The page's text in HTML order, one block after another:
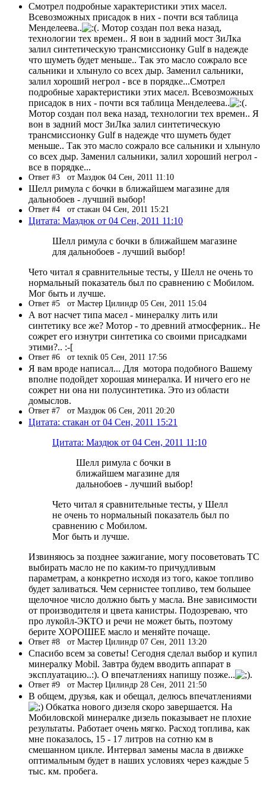
Смотрел подробные характеристики этих масел.
Всевозможных присадок в них - почти вся таблица
Менделеева..
. Мотор создан пол века назад,
технологии тех времен.. Я вон в задний мост ЗиЛка
залил синтетическую трансмиссионку Gulf в надежде
что шуметь будет меньше.. Так это масло сожрало все
сальники и хлынуло со всех дыр. Заменил сальники,
залил хороший негрол - все в порядке...Смотрел
подробные характеристики этих масел. Всевозможных
присадок в них - почти вся таблица Менделеева..
.
Мотор создан пол века назад, технологии тех времен.. Я
вон в задний мост ЗиЛка залил синтетическую
трансмиссионку Gulf в надежде что шуметь будет
меньше.. Так это масло сожрало все сальники и хлынуло
со всех дыр. Заменил сальники, залил хороший негрол -
все в порядке...
Ответ #3 от Маздюк 04 Сен, 2011 11:10
Шелл римула с бочки в ближайшем магазине для
дальнобоев - лучший выбор!
Ответ #4 от стакан 04 Сен, 2011 15:21
Цитата: Маздюк от 04 Сен, 2011 11:10
Шелл римула с бочки в ближайшем магазине
для дальнобоев - лучший выбор!
Чето читал я сравнительные тесты, у Шелл не очень то
нормальный показатель был по сравнению с Мобилом.
Мог быть и лучше.
Ответ #5 от Мастер Цилиндр 05 Сен, 2011 15:04
А вот насчет типа масел - минералку лить или
синтетику все же? Мотор - то древний атмосферник.. Не
сожрет его изнутри синтетика со своими присадками
этими?.. :-[
Ответ #6 от texnik 05 Сен, 2011 17:56
Я вам вроде написал... Для мотора подобного Вашему
вполне подойдет хорошая минералка. И ничего его не
сожрет ни она ни полусинтетика. Это из области
домыслов.
Ответ #7 от Маздюк 06 Сен, 2011 20:20
Цитата: стакан от 04 Сен, 2011 15:21
Цитата: Маздюк от 04 Сен, 2011 11:10
Шелл римула с бочки в
ближайшем магазине для
дальнобоев - лучший выбор!
Чето читал я сравнительные тесты, у Шелл
не очень то нормальный показатель был по
сравнению с Мобилом.
Мог быть и лучше.
Извиняюсь за позднее зажигание, могу посоветовать ТС
выбирать масло не по каким-то причудливым
параметрам, а конкретно исходя из того, какое топливо
будет заливаться. Чем сернистее топливо, тем большее
щелочное число должно быть у масла. Вне зависимости
от производителя и цвета канистры. Подозреваю, что
про лукойл-ЭКТО и речи не может быть, поэтому
берите ХОРОШЕЕ масло и меняйте почаще.
Ответ #8 от Мастер Цилиндр 07 Сен, 2011 13:20
Спасибо всем за советы! Сегодня сделал выбор и купил
минералку Mobil. Завтра будем вводить аппарат в
эксплуатацию..:). О впечатлениях напишу позже...
.
Ответ #9 от Мастер Цилиндр 28 Сен, 2011 21:50
В общем, друзья, как и обещал, делюсь впечатлениями
Обкатка нового дизеля скоро завершается. На
Мобиловской минералке дизель показывает не плохие
результаты. Работает очень мягко. Расход топлива, как
мне показалось, 15 - 17 литров на сотню км в
смешанном цикле. Интервал замены масла в движке
оптимальным будет в наших условиях через каждые 5
тыс. км. пробега.